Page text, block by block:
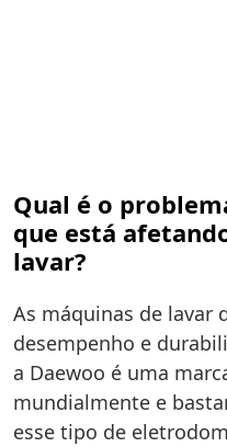
Qual é o
que está
lavar?
As máquinas de lavar
desempenho e
a Daewoo é uma
mundialmente e
esse tipo de